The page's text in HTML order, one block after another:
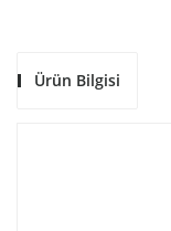
Ürün Bilgisi